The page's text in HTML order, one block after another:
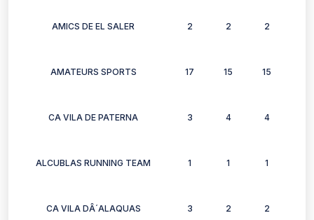
AMICS DE EL SALER 2 2 2
AMATEURS SPORTS 17 15 15
CA VILA DE PATERNA 3 4 4
ALCUBLAS RUNNING TEAM 1 1 1
CA VILA DÂ´ALAQUAS 3 2 2